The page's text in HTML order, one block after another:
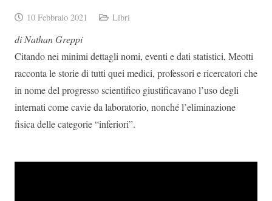
10 Febbraio 2021 Libri
di Nathan Greppi
Citando nei minimi dettagli nomi, eventi e dati statistici, Meotti
racconta le storie di tutti quei medici, professori e ricercatori che
in nome del progresso scientifico giustificavano l’uso degli
internati come cavie da laboratorio, nonché l’eliminazione
fisica delle categorie “inferiori”.